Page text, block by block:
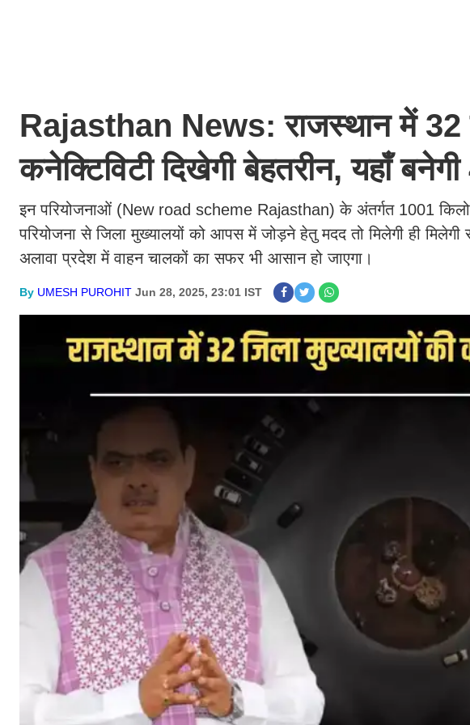
Rajasthan News: राजस्थान में 32
कनेक्टिविटी दिखेगी बेहतरीन, यहाँ
इन परियोजनाओं (New road scheme Rajasthan) के अंतर्गत 1001
परियोजना से जिला मुख्यालयों को आपस में जोड़ने हेतु मदद तो मिलेगी ही
अलावा प्रदेश में वाहन चालकों का सफर भी आसान हो जाएगा।
By UMESH PUROHIT Jun 28, 2025, 23:01 IST